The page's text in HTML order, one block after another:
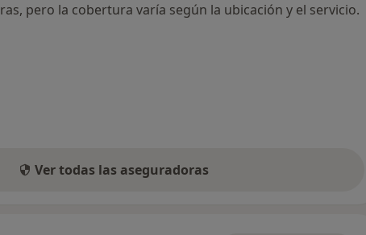
pero la cobertura varía según la ubicación y el servicio.
Ver todas las aseguradoras